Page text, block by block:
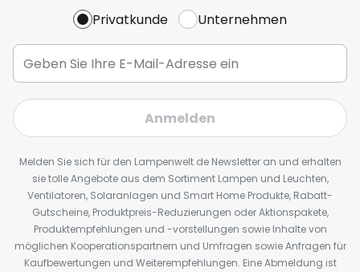
Privatkunde Unternehmen
Anmelden
Melden Sie sich für den Lampenwelt.de Newsletter an und erhalten
sie tolle Angebote aus dem Sortiment Lampen und Leuchten,
Ventilatoren, Solaranlagen und Smart Home Produkte, Rabatt-
Gutscheine, Produktpreis-Reduzierungen oder Aktionspakete,
Produktempfehlungen und -vorstellungen sowie Inhalte von
möglichen Kooperationspartnern und Umfragen sowie Anfragen für
Kaufbewertungen und Weiterempfehlungen. Eine Abmeldung ist